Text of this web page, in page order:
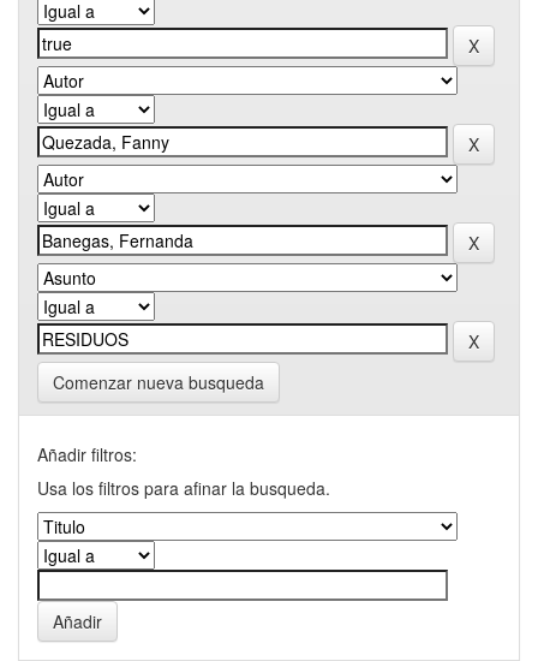
Comenzar nueva busqueda
Añadir filtros:
Usa los filtros para afinar la busqueda.